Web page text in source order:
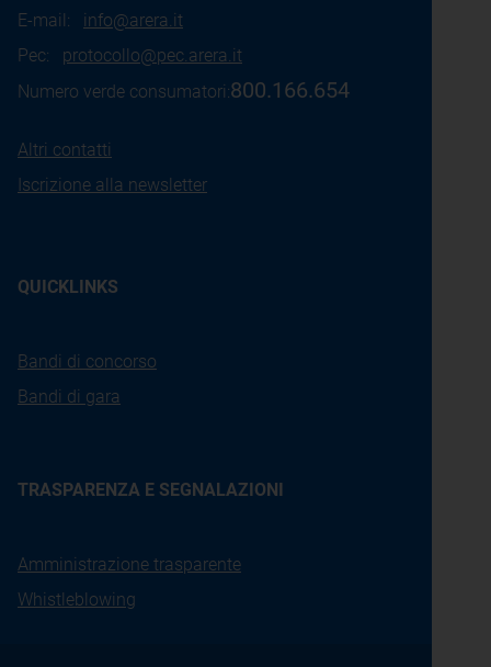
E-mail: info@arera.it
Pec: protocollo@pec.arera.it
Numero verde consumatori:800.166.654
Altri contatti
Iscrizione alla newsletter
QUICKLINKS
Bandi di concorso
Bandi di gara
TRASPARENZA E SEGNALAZIONI
Amministrazione trasparente
Whistleblowing